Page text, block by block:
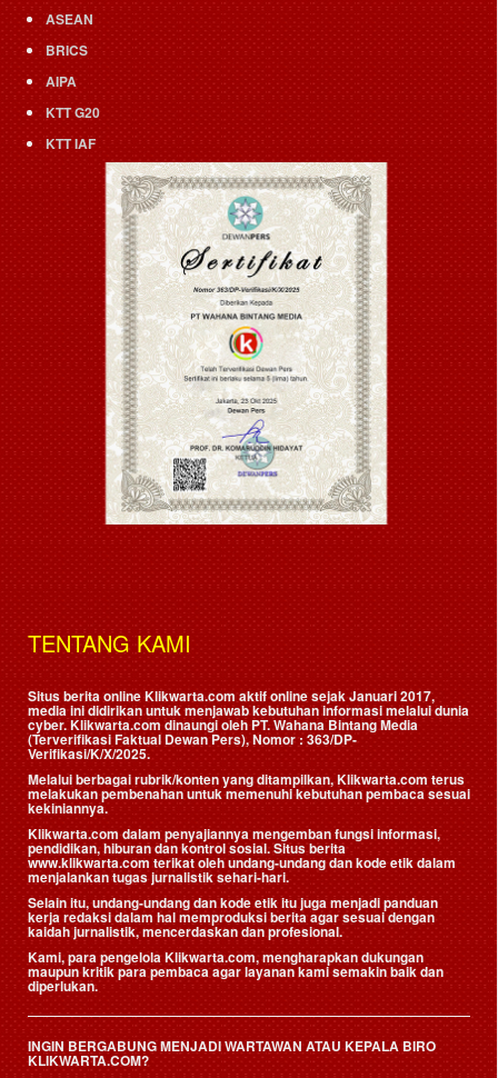
ASEAN
BRICS
AIPA
KTT G20
KTT IAF
TENTANG KAMI
Situs berita online Klikwarta.com aktif online sejak Januari 2017,
media ini didirikan untuk menjawab kebutuhan informasi melalui dunia
cyber. Klikwarta.com dinaungi oleh PT. Wahana Bintang Media
(Terverifikasi Faktual Dewan Pers), Nomor : 363/DP-
Verifikasi/K/X/2025.
Melalui berbagai rubrik/konten yang ditampilkan, Klikwarta.com terus
melakukan pembenahan untuk memenuhi kebutuhan pembaca sesuai
kekiniannya.
Klikwarta.com dalam penyajiannya mengemban fungsi informasi,
pendidikan, hiburan dan kontrol sosial. Situs berita
www.klikwarta.com terikat oleh undang-undang dan kode etik dalam
menjalankan tugas jurnalistik sehari-hari.
Selain itu, undang-undang dan kode etik itu juga menjadi panduan
kerja redaksi dalam hal memproduksi berita agar sesuai dengan
kaidah jurnalistik, mencerdaskan dan profesional.
Kami, para pengelola Klikwarta.com, mengharapkan dukungan
maupun kritik para pembaca agar layanan kami semakin baik dan
diperlukan.
INGIN BERGABUNG MENJADI WARTAWAN ATAU KEPALA BIRO
KLIKWARTA.COM?